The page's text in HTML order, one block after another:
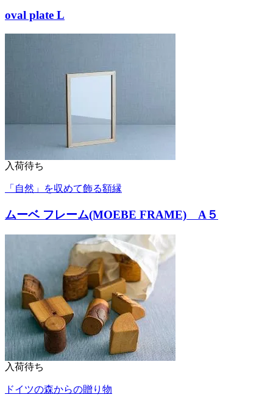
oval plate L
入荷待ち
「自然」を収めて飾る額縁
ムーベ フレーム(MOEBE FRAME) A５
入荷待ち
ドイツの森からの贈り物